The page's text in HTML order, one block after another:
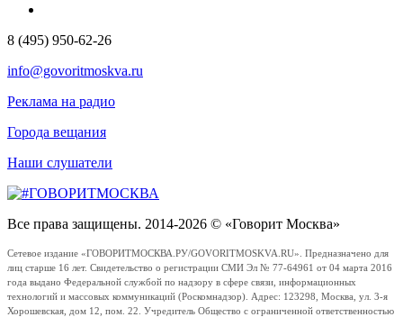
8 (495) 950-62-26
info@govoritmoskva.ru
Реклама на радио
Города вещания
Наши слушатели
Все права защищены. 2014-2026 © «Говорит Москва»
Сетевое издание «ГОВОРИТМОСКВА.РУ/GOVORITMOSKVA.RU». Предназначено для
лиц старше 16 лет. Свидетельство о регистрации СМИ Эл № 77-64961 от 04 марта 2016
года выдано Федеральной службой по надзору в сфере связи, информационных
технологий и массовых коммуникаций (Роскомнадзор). Адрес: 123298, Москва, ул. 3-я
Хорошевская, дом 12, пом. 22. Учредитель Общество с ограниченной ответственностью